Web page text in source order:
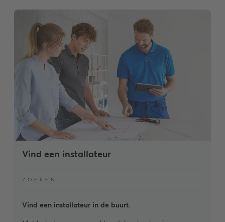
Vind een installateur
ZOEKEN
Vind een installateur in de buurt.